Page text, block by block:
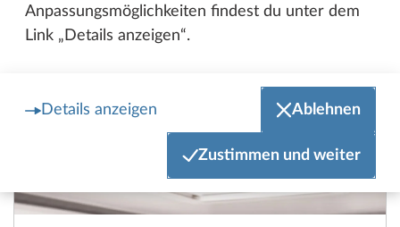
Anpassungsmöglichkeiten findest du unter dem
Link „Details anzeigen“.
Details anzeigen Ablehnen
Zustimmen und weiter